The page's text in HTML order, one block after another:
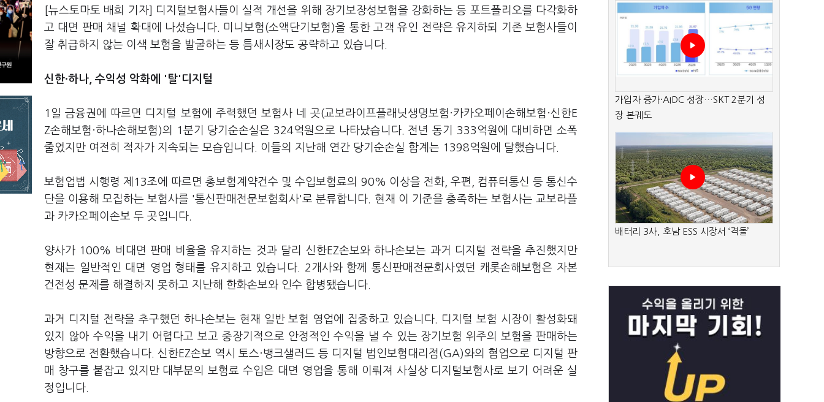
[뉴스토마토 배희 기자] 디지털보험사들이 실적 개선을 위해 장기보장성보험을 강화하는 등 포트폴리오를 다각화하
고 대면 판매 채널 확대에 나섰습니다. 미니보험(소액단기보험)을 통한 고객 유인 전략은 유지하되 기존 보험사들이
잘 취급하지 않는 이색 보험을 발굴하는 등 틈새시장도 공략하고 있습니다.
신한·하나, 수익성 악화에 '탈'디지털
1일 금융권에 따르면 디지털 보험에 주력했던 보험사 네 곳(교보라이프플래닛생명보험·카카오페이손해보험·신한E
Z손해보험·하나손해보험)의 1분기 당기순손실은 324억원으로 나타났습니다. 전년 동기 333억원에 대비하면 소폭
줄었지만 여전히 적자가 지속되는 모습입니다. 이들의 지난해 연간 당기순손실 합계는 1398억원에 달했습니다.
보험업법 시행령 제13조에 따르면 총보험계약건수 및 수입보험료의 90% 이상을 전화, 우편, 컴퓨터통신 등 통신수
단을 이용해 모집하는 보험사를 '통신판매전문보험회사'로 분류합니다. 현재 이 기준을 충족하는 보험사는 교보라플
과 카카오페이손보 두 곳입니다.
양사가 100% 비대면 판매 비율을 유지하는 것과 달리 신한EZ손보와 하나손보는 과거 디지털 전략을 추진했지만
현재는 일반적인 대면 영업 형태를 유지하고 있습니다. 2개사와 함께 통신판매전문회사였던 캐롯손해보험은 자본
건전성 문제를 해결하지 못하고 지난해 한화손보와 인수 합병됐습니다.
과거 디지털 전략을 추구했던 하나손보는 현재 일반 보험 영업에 집중하고 있습니다. 디지털 보험 시장이 활성화돼
있지 않아 수익을 내기 어렵다고 보고 중장기적으로 안정적인 수익을 낼 수 있는 장기보험 위주의 보험을 판매하는
방향으로 전환했습니다. 신한EZ손보 역시 토스·뱅크샐러드 등 디지털 법인보험대리점(GA)와의 협업으로 디지털 판
매 창구를 붙잡고 있지만 대부분의 보험료 수입은 대면 영업을 통해 이뤄져 사실상 디지털보험사로 보기 어려운 실
정입니다.
가입자 증가·AIDC 성장…SKT 2분기 성
장 본궤도
배터리 3사, 호남 ESS 시장서 ‘격돌’